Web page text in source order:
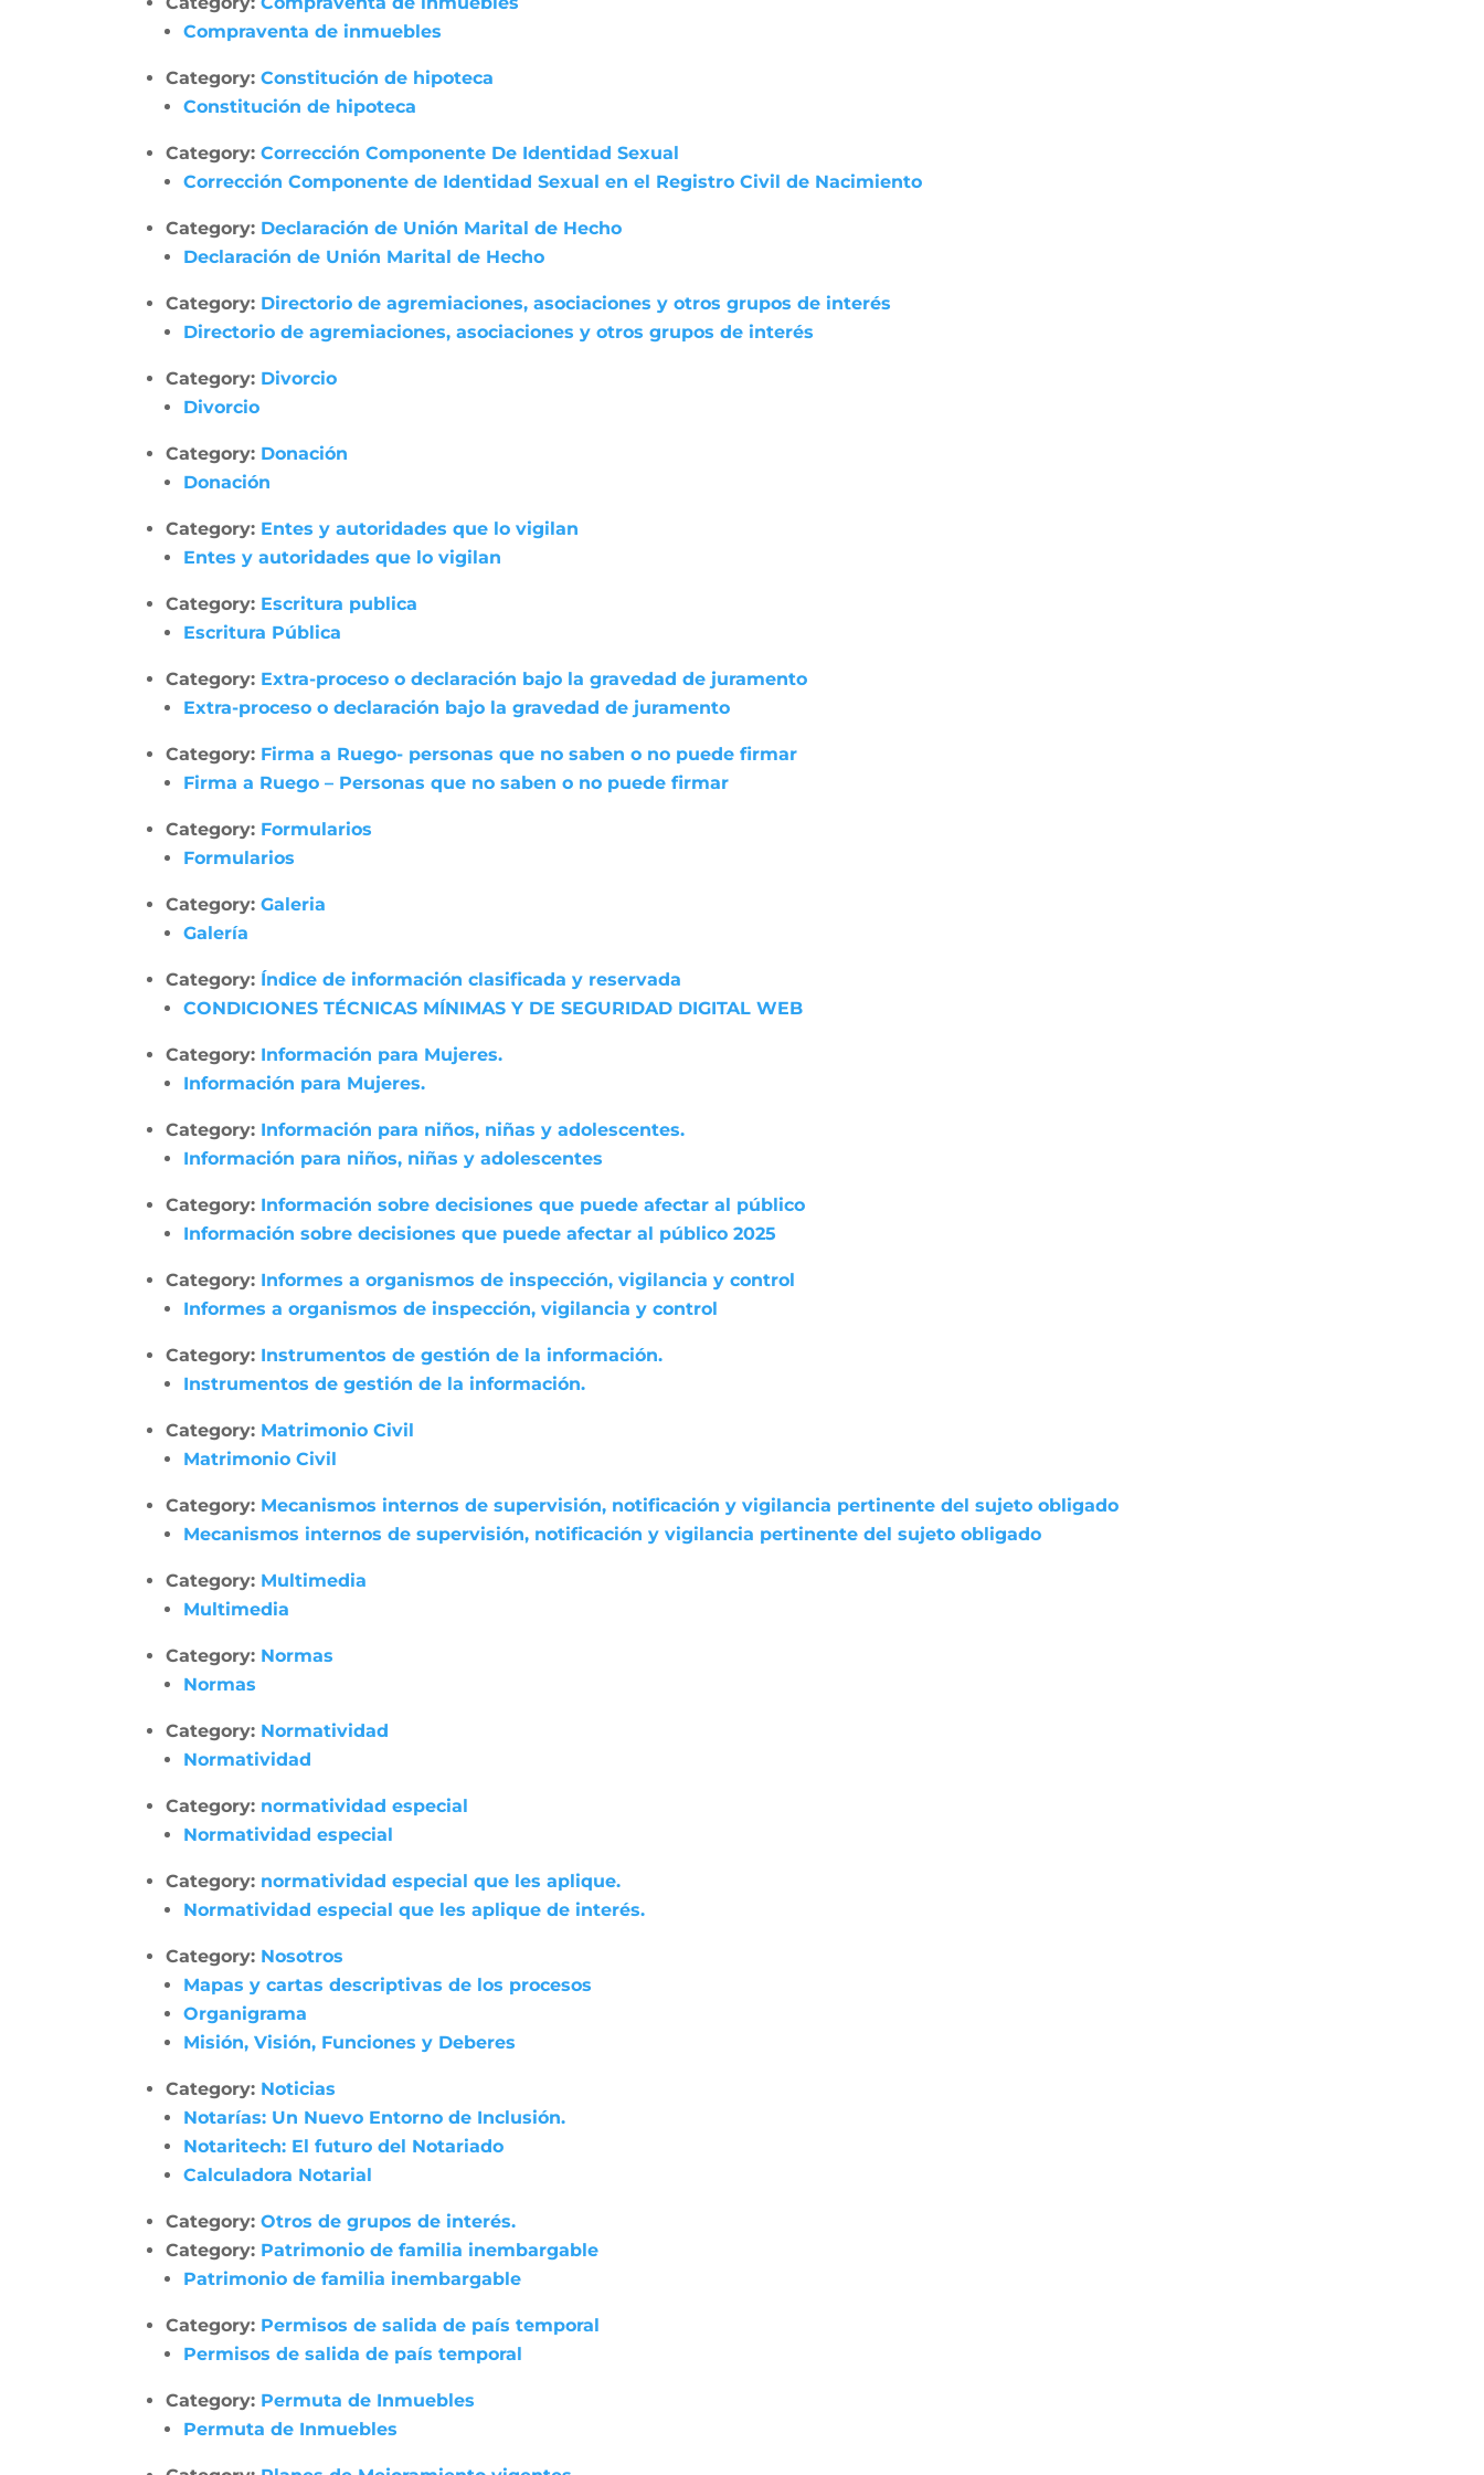
Compraventa de inmuebles
Category:Constitución de hipoteca
Constitución de hipoteca
Category:Corrección Componente De Identidad Sexual
Corrección Componente de Identidad Sexual en el Registro Civil de Nacimiento
Category: Declaración de Unión Marital de Hecho
Declaración de Unión Marital de Hecho
Category: Directorio de agremiaciones, asociaciones y otros grupos de interés
Directorio de agremiaciones, asociaciones y otros grupos de interés
Category: Divorcio
Divorcio
Category: Donación
Donación
Category: Entes y autoridades que lo vigilan
Entes y autoridades que lo vigilan
Category: Escritura publica
Escritura Pública
Category: Extra-proceso o declaración bajo la gravedad de juramento
Extra-proceso o declaración bajo la gravedad de juramento
Category: Firma a Ruego- personas que no saben o no puede firmar
Firma a Ruego – Personas que no saben o no puede firmar
Category: Formularios
Formularios
Category:Galeria
Galería
Category: Índice de información clasificada y reservada
CONDICIONES TÉCNICAS MÍNIMAS Y DE SEGURIDAD DIGITAL WEB
Category: Información para Mujeres.
Información para Mujeres.
Category: Información para niños, niñas y adolescentes.
Información para niños, niñas y adolescentes
Category: Información sobre decisiones que puede afectar al público
Información sobre decisiones que puede afectar al público 2025
Category: Informes a organismos de inspección, vigilancia y control
Informes a organismos de inspección, vigilancia y control
Category: Instrumentos de gestión de la información.
Instrumentos de gestión de la información.
Category: Matrimonio Civil
Matrimonio Civil
Category: Mecanismos internos de supervisión, notificación y vigilancia pertinente del sujeto obligado
Mecanismos internos de supervisión, notificación y vigilancia pertinente del sujeto obligado
Category: Multimedia
Multimedia
Category: Normas
Normas
Category: Normatividad
Normatividad
Category: normatividad especial
Normatividad especial
Category: normatividad especial que les aplique.
Normatividad especial que les aplique de interés.
Category: Nosotros
Mapas y cartas descriptivas de los procesos
Organigrama
Misión, Visión, Funciones y Deberes
Category: Noticias
Notarías: Un Nuevo Entorno de Inclusión.
Notaritech: El futuro del Notariado
Calculadora Notarial
Category:Otros de grupos de interés.
Category: Patrimonio de familia inembargable
Patrimonio de familia inembargable
Category: Permisos de salida de país temporal
Permisos de salida de país temporal
Category: Permuta de Inmuebles
Permuta de Inmuebles